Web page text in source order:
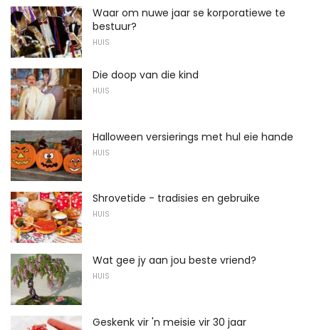
Waar om nuwe jaar se korporatiewe te
bestuur?
HUIS
Die doop van die kind
HUIS
Halloween versierings met hul eie hande
HUIS
Shrovetide - tradisies en gebruike
HUIS
Wat gee jy aan jou beste vriend?
HUIS
Geskenk vir 'n meisie vir 30 jaar